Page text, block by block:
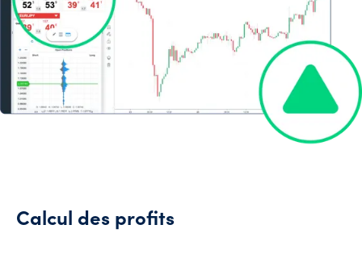
Calcul des profits